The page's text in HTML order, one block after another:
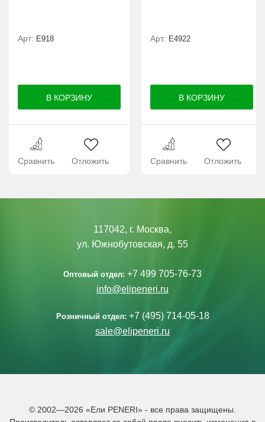
Арт: E918
Сравнить Отложить
Арт: Е4922
Сравнить Отложить
117042, г. Москва,
ул. Южнобутовская, д. 55
Оптовый отдел: +7 499 705-76-73
info@elipeneri.ru
Розничный отдел: +7 (495) 714-05-18
sale@elipeneri.ru
© 2002—2026 «Ели PENERI» - все права защищены.